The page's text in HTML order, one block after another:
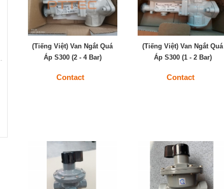
(Tiếng Việt) Van Ngắt Quá
Áp S300 (2 - 4 Bar)
Contact
(Tiếng Việt) Van Ngắt Quá
Áp S300 (1 - 2 Bar)
Contact